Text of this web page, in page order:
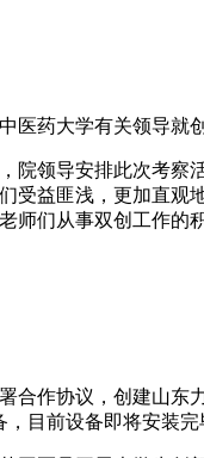
医药大学有关领导就
院领导安排此次考察
受益匪浅，更加直
师们从事双创工作的
合作协议，创建山
目前设备即将安装完